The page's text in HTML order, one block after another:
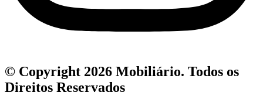
© Copyright 2026 Mobiliário. Todos os
Direitos Reservados